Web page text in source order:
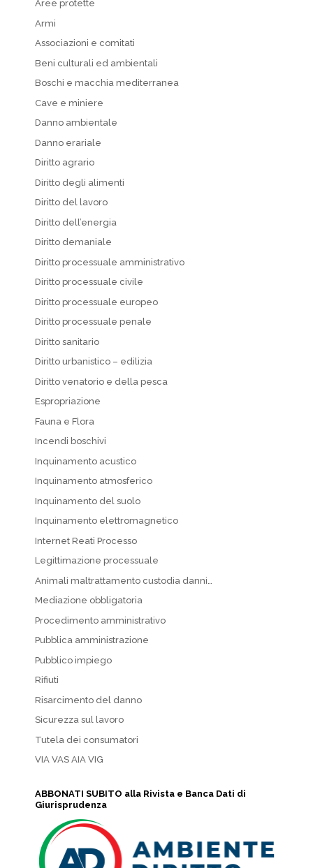
Aree protette
Armi
Associazioni e comitati
Beni culturali ed ambientali
Boschi e macchia mediterranea
Cave e miniere
Danno ambientale
Danno erariale
Diritto agrario
Diritto degli alimenti
Diritto del lavoro
Diritto dell’energia
Diritto demaniale
Diritto processuale amministrativo
Diritto processuale civile
Diritto processuale europeo
Diritto processuale penale
Diritto sanitario
Diritto urbanistico – edilizia
Diritto venatorio e della pesca
Espropriazione
Fauna e Flora
Incendi boschivi
Inquinamento acustico
Inquinamento atmosferico
Inquinamento del suolo
Inquinamento elettromagnetico
Internet Reati Processo
Legittimazione processuale
Animali maltrattamento custodia danni…
Mediazione obbligatoria
Procedimento amministrativo
Pubblica amministrazione
Pubblico impiego
Rifiuti
Risarcimento del danno
Sicurezza sul lavoro
Tutela dei consumatori
VIA VAS AIA VIG
ABBONATI SUBITO alla Rivista e Banca Dati di
Giurisprudenza